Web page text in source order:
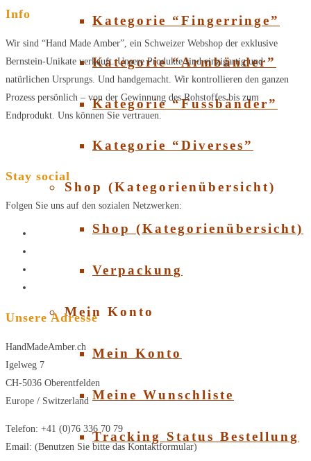
Kategorie “Fingerringe”
Kategorie “Armbänder”
Kategorie “Fussbänder”
Kategorie “Diverses”
Shop (Kategorienübersicht)
Shop (Kategorienübersicht)
Verpackung
Mein Konto
Mein Konto
Meine Wunschliste
Tracking Status Bestellung
Info
Wir sind “Hand Made Amber”, ein Schweizer Webshop der exklusive
Bernstein-Unikate verkauft. Unsere Produkte sind einzigartig und
natürlichen Ursprungs. Und handgemacht. Wir kontrollieren den ganzen
Prozess persönlich – von der Gewinnung des Rohstoffes bis zum
Endprodukt. Uns können Sie vertrauen.
Stay social
Folgen Sie uns auf den sozialen Netzwerken:
Unsere Adresse
HandMadeAmber.ch
Igelweg 7
CH-5036 Oberentfelden
Europe / Switzerland
Telefon: +41 (0)76 336 70 79
Email: (Benutzen Sie bitte das Kontaktformular)